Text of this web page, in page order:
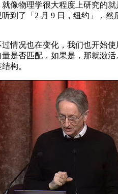
像物理学很大程度上研究的
到了「2 月 9 日，纽约」，
况也在变化，我们也开始使
是否匹配，如果是，那就激
构。